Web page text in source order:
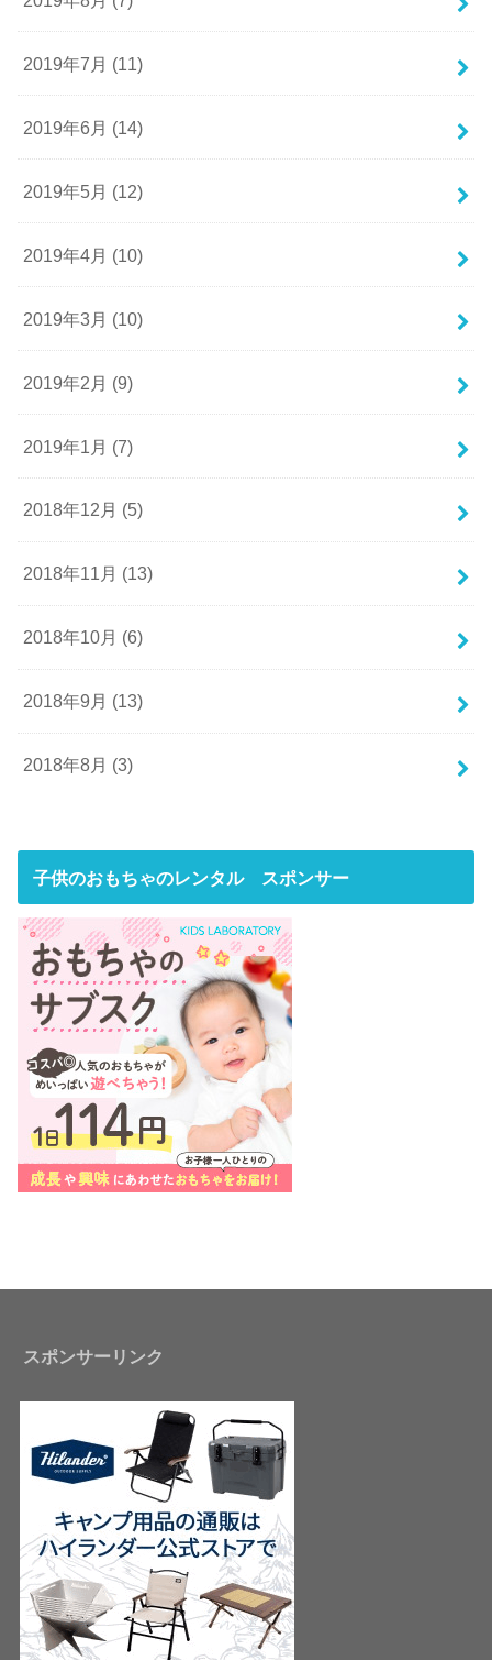
2019年7月 (11)
2019年6月 (14)
2019年5月 (12)
2019年4月 (10)
2019年3月 (10)
2019年2月 (9)
2019年1月 (7)
2018年12月 (5)
2018年11月 (13)
2018年10月 (6)
2018年9月 (13)
2018年8月 (3)
子供のおもちゃのレンタル スポンサー
スポンサーリンク